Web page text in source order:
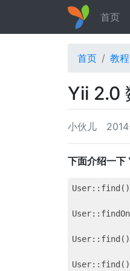
首页
首页 教程
Yii 2.0
小伙儿
下面介绍一下